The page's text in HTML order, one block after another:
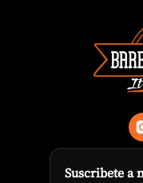
Suscribete a